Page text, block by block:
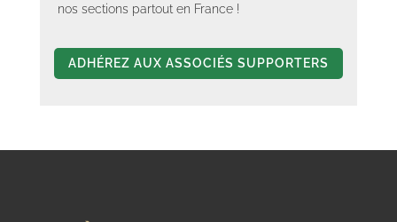
nos sections partout en France !
ADHÉREZ AUX ASSOCIÉS SUPPORTERS